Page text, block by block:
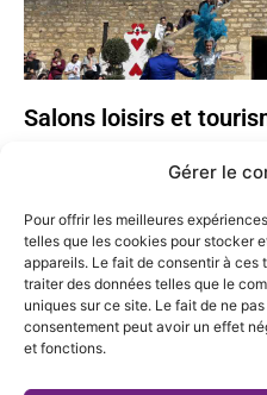
Gérer le
Pour offrir les meilleures
telles que les cookies pour stocker
appareils. Le fait de consentir à ces
traiter des données telles que le
uniques sur ce site. Le fait de ne
consentement peut avoir un effet
et fonctions.
Salons loisirs et